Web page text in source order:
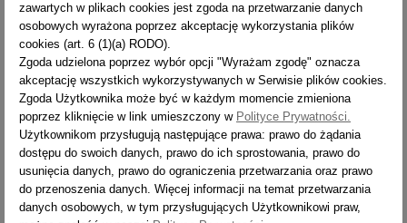
Pokazano 1-1 z 1 pozycji
DRABINA ALUMINIOWA 1X20
Solidna i wytrzymała drabina aluminiowa 1x20 to drabina przystawna
linii specjalistycznej Forte. Przeznaczona jest do wykorzystania jako
drabina profesjonalna
, we wszelkiego rodzaju pracach budowlanych,
remontowych, konserwatorskich oraz wykończeniowych. Mocna
drabina aluminiowa , odporna na uszkodzenia i wyjątkowo trwała.
Bardzo duży maksymalny zasięg pracy sprawia, że drabina może być
wykorzystywana w trudno dostępnych miejscach.
Drabiny aluminiowe
zawartych w plikach cookies jest zgoda na przetwarzanie danych
osobowych wyrażona poprzez akceptację wykorzystania plików
cookies (art. 6 (1)(a) RODO).
Zgoda udzielona poprzez wybór opcji "Wyrażam zgodę" oznacza
akceptację wszystkich wykorzystywanych w Serwisie plików cookies.
Zgoda Użytkownika może być w każdym momencie zmieniona
poprzez kliknięcie w link umieszczony w Polityce Prywatności.
Użytkownikom przysługują następujące prawa: prawo do żądania
dostępu do swoich danych, prawo do ich sprostowania, prawo do
usunięcia danych, prawo do ograniczenia przetwarzania oraz prawo
do przenoszenia danych. Więcej informacji na temat przetwarzania
danych osobowych, w tym przysługujących Użytkownikowi praw,